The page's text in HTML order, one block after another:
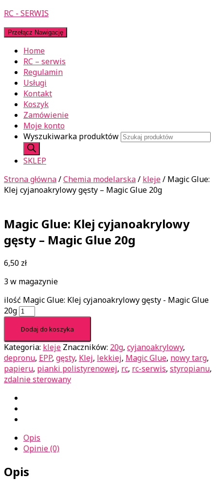
RC - SERWIS
Przełącz Nawigację
Home
RC – serwis
Regulamin
Usługi
Kontakt
Koszyk
Zamówienie
Moje konto
Wyszukiwarka produktów
SKLEP
Strona główna/Chemia modelarska/ kleje/ Magic Glue:
Klej cyjanoakrylowy gęsty – Magic Glue 20g
Magic Glue: Klej cyjanoakrylowy
gęsty – Magic Glue 20g
6,50 zł
3 w magazynie
ilość Magic Glue: Klej cyjanoakrylowy gęsty - Magic Glue
20g
Dodaj do koszyka
Kategoria: kleje Znaczników: 20g, cyjanoakrylowy,
depronu, EPP, gęsty, Klej, lekkiej, Magic Glue, nowy targ,
papieru, pianki polistyrenowej, rc, rc-serwis, styropianu,
zdalnie sterowany
Opis
Opinie (0)
Opis